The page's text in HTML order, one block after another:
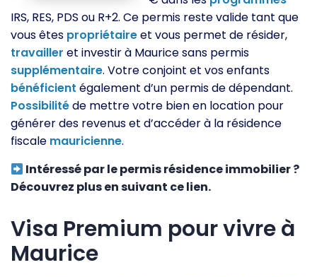
IRS, RES, PDS ou R+2. Ce permis reste valide tant que
vous êtes propriétaireet vous permet de résider,
travailler et investir à Maurice sans permis
supplémentaire. Votre conjoint et vos enfants
bénéficient également d’un permis de dépendant.
Possibilitéde mettre votre bien en location pour
générer des revenus et d’accéder à la résidence
fiscale mauricienne.
Intéressé par le permis résidence immobilier ?
Découvrez plus en suivant ce lien.
Visa Premium pour vivre à
Maurice